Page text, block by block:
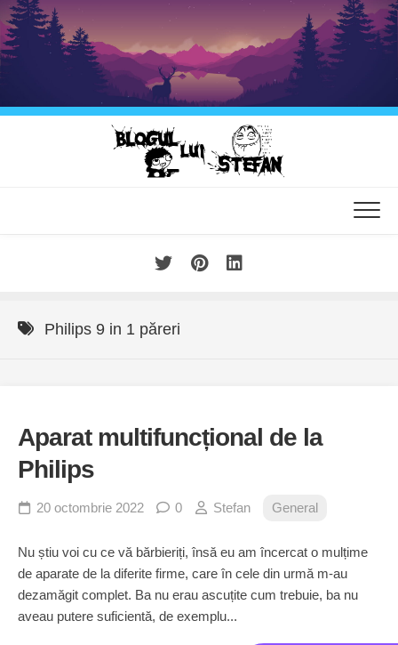
Skip
to
content
Philips 9 in 1 păreri
Aparat multifuncțional de la
Philips
20 octombrie 2022 0 Stefan General
Nu știu voi cu ce vă bărbieriți, însă eu am încercat o mulțime
de aparate de la diferite firme, care în cele din urmă m-au
dezamăgit complet. Ba nu erau ascuțite cum trebuie, ba nu
aveau putere suficientă, de exemplu...